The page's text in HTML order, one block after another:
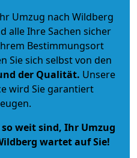
Umzug nach Wildberg
alle Ihre Sachen sicher
Bestimmungsort
Sie sich selbst von den
der Qualität. Unsere
wird Sie garantiert
weit sind, Ihr Umzug
wartet auf Sie!